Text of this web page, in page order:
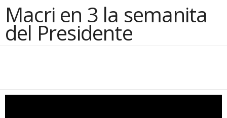
Macri en 3 la semanita
del Presidente